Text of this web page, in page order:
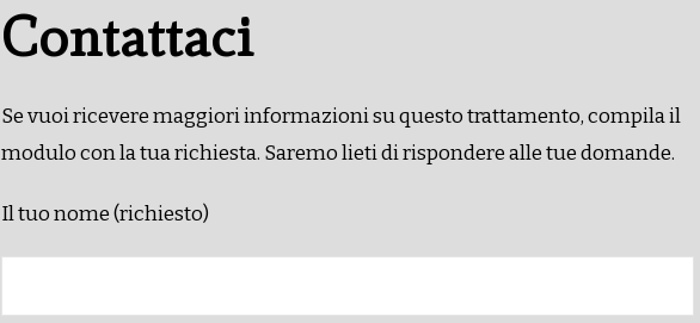
Contattaci
Se vuoi ricevere maggiori informazioni su questo trattamento, compila il
modulo con la tua richiesta. Saremo lieti di rispondere alle tue domande.
Il tuo nome (richiesto)